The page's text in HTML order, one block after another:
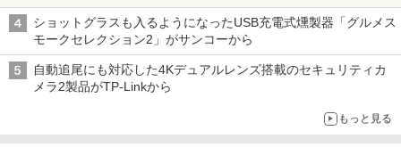
ショットグラスも入るようになったUSB充電式燻製器「グルメス
モークセレクション2」がサンコーから
自動追尾にも対応した4Kデュアルレンズ搭載のセキュリティカ
メラ2製品がTP-Linkから
もっと見る